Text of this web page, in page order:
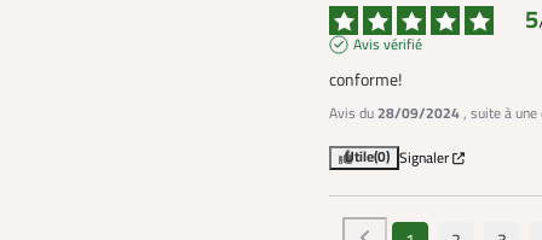
5
Avis vérifié
conforme!
Avis du28/09/2024, suite à
Utile(0) Signaler